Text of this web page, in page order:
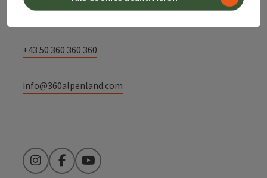
4580 Windischgarsten
+43 50 360 360 360
info@360alpenland.com
InstagramFacebookYouTube